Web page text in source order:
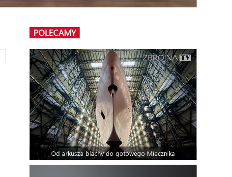
POLECAMY
Od arkusza blachy do gotowego Miecznika